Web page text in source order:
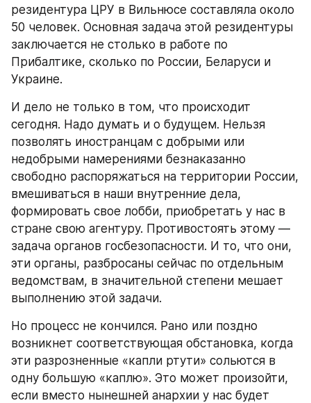
резидентура ЦРУ в Вильнюсе составляла около
50 человек. Основная задача этой резидентуры
заключается не столько в работе по
Прибалтике, сколько по России, Беларуси и
Украине.
И дело не только в том, что происходит
сегодня. Надо думать и о будущем. Нельзя
позволять иностранцам с добрыми или
недобрыми намерениями безнаказанно
свободно распоряжаться на территории России,
вмешиваться в наши внутренние дела,
формировать свое лобби, приобретать у нас в
стране свою агентуру. Противостоять этому —
задача органов госбезопасности. И то, что они,
эти органы, разбросаны сейчас по отдельным
ведомствам, в значительной степени мешает
выполнению этой задачи.
Но процесс не кончился. Рано или поздно
возникнет соответствующая обстановка, когда
эти разрозненные «капли ртути» сольются в
одну большую «каплю». Это может произойти,
если вместо нынешней анархии у нас будет